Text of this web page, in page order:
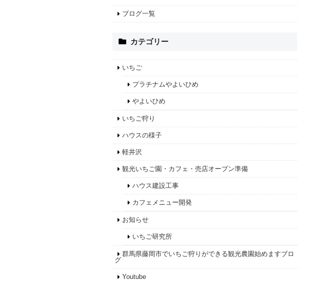
ブログ一覧
カテゴリー
いちご
プラチナムやよいひめ
やよいひめ
いちご狩り
ハウスの様子
軽井沢
観光いちご園・カフェ・売店オープン準備
ハウス建設工事
カフェメニュー開発
お知らせ
いちご研究所
群馬県藤岡市でいちご狩りができる観光農園始めますブロ
グ
Youtube